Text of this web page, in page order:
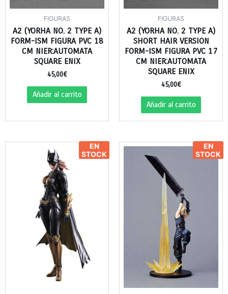
FIGURAS
A2 (YORHA NO. 2 TYPE A)
FORM-ISM FIGURA PVC 18
CM NIER:AUTOMATA
SQUARE ENIX
45,00€
Añadir al carrito
FIGURAS
A2 (YORHA NO. 2 TYPE A)
SHORT HAIR VERSION
FORM-ISM FIGURA PVC 17
CM NIER:AUTOMATA
SQUARE ENIX
45,00€
Añadir al carrito
EN
STOCK
EN
STOCK